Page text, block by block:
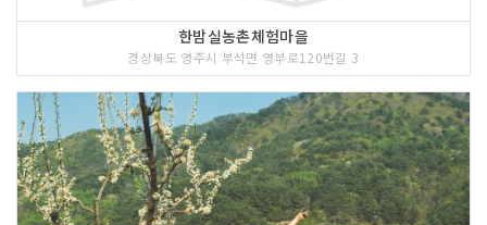
한밤실농촌체험마을
경상북도 영주시 부석면 영부로120번길 3